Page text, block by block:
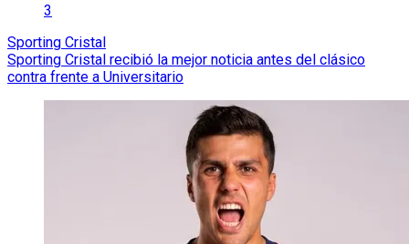
3
Sporting Cristal
Sporting Cristal recibió la mejor noticia antes del clásico
contra frente a Universitario